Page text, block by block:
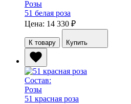
Розы
51 белая роза
Цена: 14 330 ₽
К товару Купить
Состав:
Розы
51 красная роза